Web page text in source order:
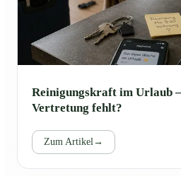
Reinigungskraft im Urlaub
Vertretung fehlt?
Zum Artikel →